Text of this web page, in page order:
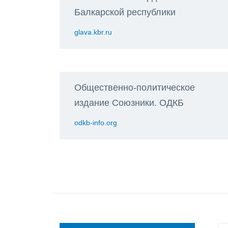
Балкарской республики
glava.kbr.ru
Общественно-политическое
издание Союзники. ОДКБ
odkb-info.org